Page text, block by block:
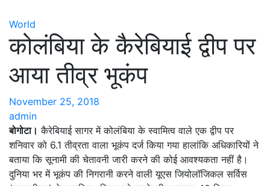
World
कोलंबिया के कैरेबियाई द्वीप पर
आया तीव्र भूकंप
November 25, 2018
admin
बोगोटा। कैरेबियाई सागर में कोलंबिया के स्वामित्व वाले एक द्वीप पर
शनिवार को 6.1 तीव्रता वाला भूकंप दर्ज किया गया हालांकि अधिकारियों ने
बताया कि सूनामी की चेतावनी जारी करने की कोई आवश्यकता नहीं है।
दुनिया भर में भूकंप की निगरानी करने वाली यूएस जियोलॉजिकल सर्विस